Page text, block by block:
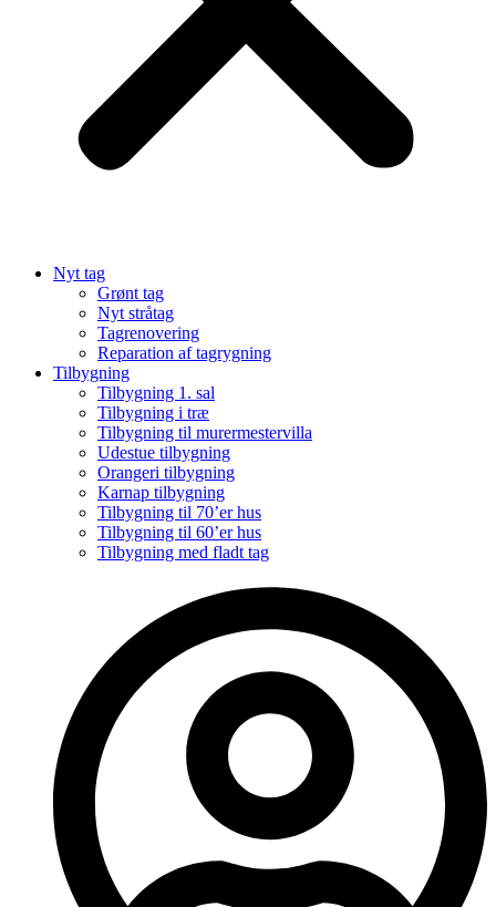
Nyt tag
Grønt tag
Nyt stråtag
Tagrenovering
Reparation af tagrygning
Tilbygning
Tilbygning 1. sal
Tilbygning i træ
Tilbygning til murermestervilla
Udestue tilbygning
Orangeri tilbygning
Karnap tilbygning
Tilbygning til 70’er hus
Tilbygning til 60’er hus
Tilbygning med fladt tag